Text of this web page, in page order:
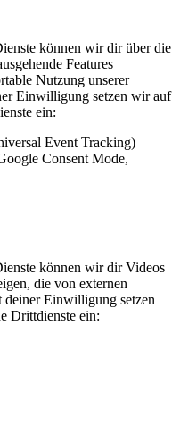
können wir dir über die
Features
Nutzung unserer
Einwilligung setzen wir auf
ein:
Event Tracking)
Consent Mode,
können wir dir Videos
die von externen
Einwilligung setzen
Drittdienste ein: